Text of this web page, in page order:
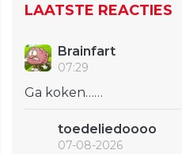
LAATSTE REACTIES
Brainfart
07:29
Ga koken……
toedeliedoooo
07-08-2026